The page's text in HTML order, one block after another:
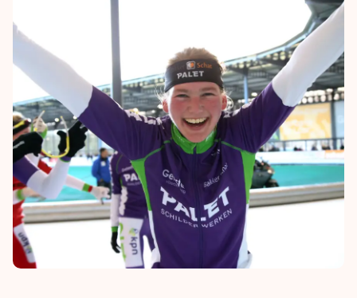
Winacties
Olympische uitslagen
Van Jong tot Goud verhalen